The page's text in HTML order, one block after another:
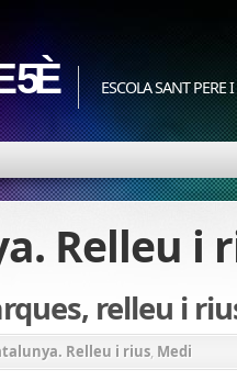
5È ESCOLA SANT PERE
Relleu i
relleu i
Relleu i rius, Medi